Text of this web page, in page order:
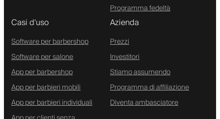
Programma fedeltà
Casi d'uso
Software per barbershop
Software per salone
App per barbershop
App per barbieri mobili
App per barbieri individuali
Azienda
Prezzi
Investitori
Stiamo assumendo
Programma di affiliazione
Diventa ambasciatore